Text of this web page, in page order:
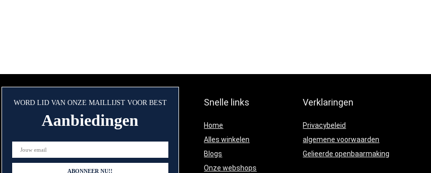
WORD LID VAN ONZE MAILLIJST VOOR BEST
Aanbiedingen
Snelle links
Home
Alles winkelen
Blogs
Onze webshops
Verklaringen
Privacybeleid
algemene voorwaarden
Gelieerde openbaarmaking